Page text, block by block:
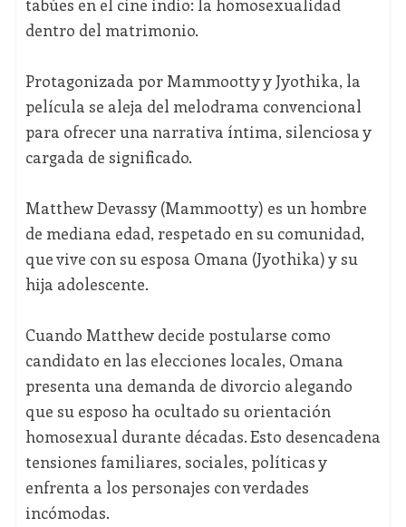
tabúes en el cine indio: la homosexualidad
dentro del matrimonio.
Protagonizada por Mammootty y Jyothika, la
película se aleja del melodrama convencional
para ofrecer una narrativa íntima, silenciosa y
cargada de significado.
Matthew Devassy (Mammootty) es un hombre
de mediana edad, respetado en su comunidad,
que vive con su esposa Omana (Jyothika) y su
hija adolescente.
Cuando Matthew decide postularse como
candidato en las elecciones locales, Omana
presenta una demanda de divorcio alegando
que su esposo ha ocultado su orientación
homosexual durante décadas. Esto desencadena
tensiones familiares, sociales, políticas y
enfrenta a los personajes con verdades
incómodas.